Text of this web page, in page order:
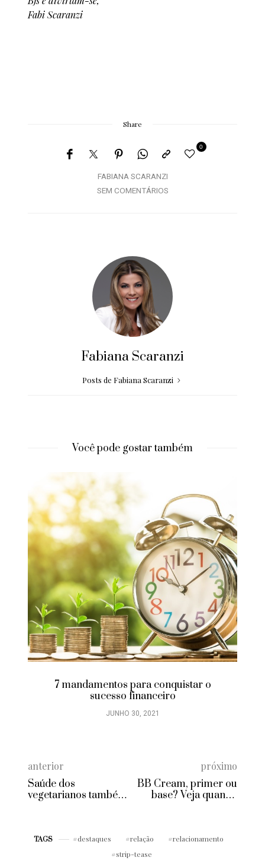
Fabi Scaranzi
Share
FABIANA SCARANZI
0
SEM COMENTÁRIOS
Fabiana Scaranzi
Posts de Fabiana Scaranzi
Você pode gostar também
7 mandamentos para conquistar o
sucesso financeiro
JUNHO 30, 2021
anterior
Saúde dos
vegetarianos também
próximo
BB Cream, primer ou
base? Veja quando
TAGS destaques relação
relacionamento
strip-tease